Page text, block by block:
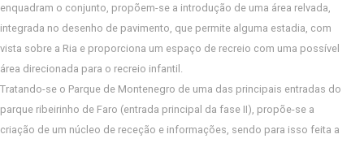
enquadram o conjunto, propõem-se a introdução de uma área relvada,
integrada no desenho de pavimento, que permite alguma estadia, com
vista sobre a Ria e proporciona um espaço de recreio com uma possível
área direcionada para o recreio infantil.
Tratando-se o Parque de Montenegro de uma das principais entradas do
parque ribeirinho de Faro (entrada principal da fase II), propõe-se a
criação de um núcleo de receção e informações, sendo para isso feita a